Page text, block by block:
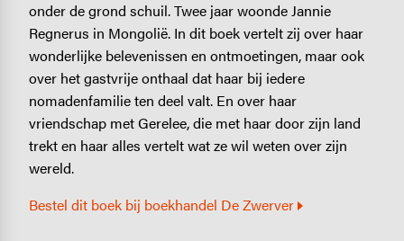
onder de grond schuil. Twee jaar woonde Jannie
Regnerus in Mongolië. In dit boek vertelt zij over haar
wonderlijke belevenissen en ontmoetingen, maar ook
over het gastvrije onthaal dat haar bij iedere
nomadenfamilie ten deel valt. En over haar
vriendschap met Gerelee, die met haar door zijn land
trekt en haar alles vertelt wat ze wil weten over zijn
wereld.
Bestel dit boek bij boekhandel De Zwerver